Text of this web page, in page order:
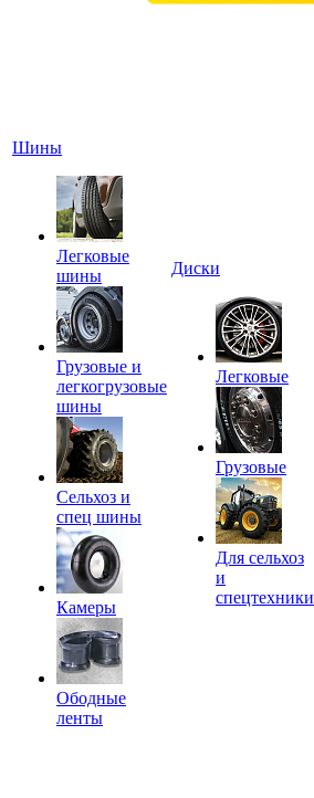
Шины
Легковые
шины
Грузовые и
легкогрузовые
шины
Сельхоз и
спец шины
Камеры
Ободные
ленты
Диски
Легковые
Грузовые
Для сельхоз
и
спецтехники